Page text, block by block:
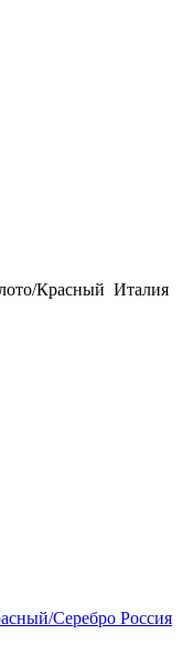
Красный Италия
Серебро Россия